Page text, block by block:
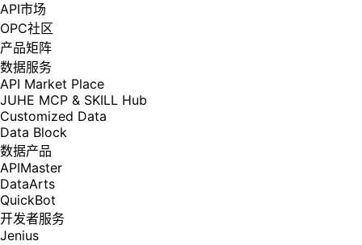
API市场
OPC社区
产品矩阵
数据服务
API Market Place
JUHE MCP & SKILL Hub
Customized Data
Data Block
数据产品
APIMaster
DataArts
QuickBot
开发者服务
Jenius